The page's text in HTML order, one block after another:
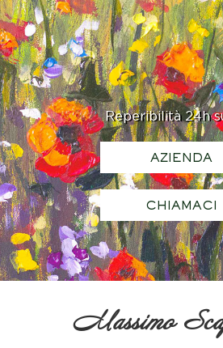
Reperibilità 24h
AZIENDA
CHIAMACI
Massimo